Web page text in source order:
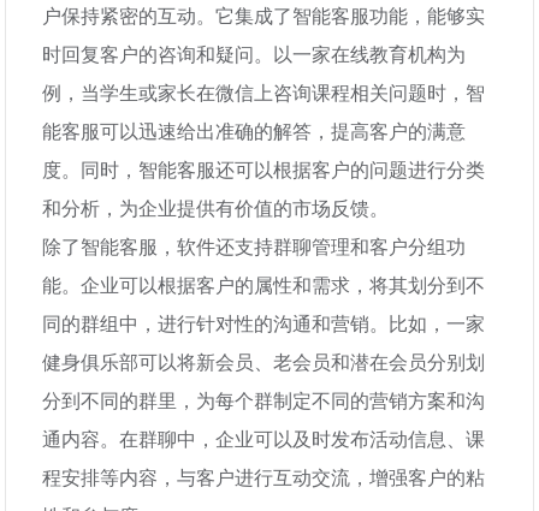
户保持紧密的互动。它集成了智能客服功能，能够实
时回复客户的咨询和疑问。以一家在线教育机构为
例，当学生或家长在微信上咨询课程相关问题时，智
能客服可以迅速给出准确的解答，提高客户的满意
度。同时，智能客服还可以根据客户的问题进行分类
和分析，为企业提供有价值的市场反馈。
除了智能客服，软件还支持群聊管理和客户分组功
能。企业可以根据客户的属性和需求，将其划分到不
同的群组中，进行针对性的沟通和营销。比如，一家
健身俱乐部可以将新会员、老会员和潜在会员分别划
分到不同的群里，为每个群制定不同的营销方案和沟
通内容。在群聊中，企业可以及时发布活动信息、课
程安排等内容，与客户进行互动交流，增强客户的粘